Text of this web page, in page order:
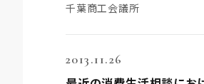
千葉商工会議所
2013.11.26